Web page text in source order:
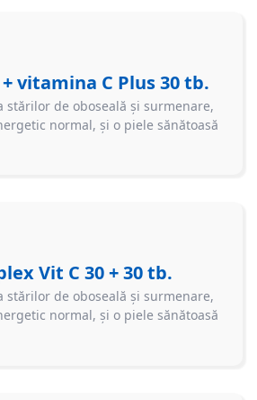
vitamina C Plus 30 tb.
stărilor de oboseală şi surmenare,
normal, și o piele sănătoasă
Vit C 30 + 30 tb.
stărilor de oboseală şi surmenare,
normal, și o piele sănătoasă